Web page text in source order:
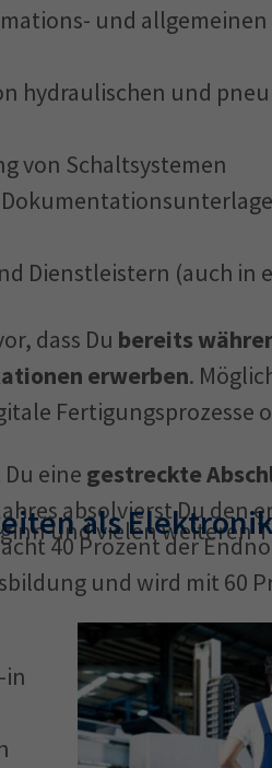
und allgemeinen
hydraulischen und
von Schaltsystemen
Dienstleistern (auch in
dass Du bereits
erwerben.
Fertigungsprozesse
eine gestreckte
absolvierst Du den
40 Prozent der
und wird mit 60
und vielen weiteren
als
in